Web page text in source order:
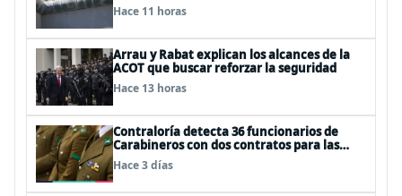
Hace 11 horas
Arrau y Rabat explican los alcances de la
ACOT que buscar reforzar la seguridad
Hace 13 horas
Contraloría detecta 36 funcionarios de
Carabineros con dos contratos para las
mismas funciones
Hace 3 días